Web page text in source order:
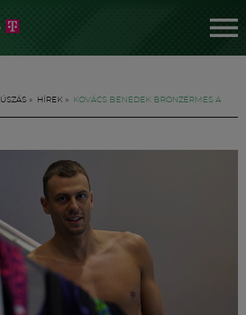
ÚSZÁS » HÍREK »
KOVÁCS BENEDEK BRONZÉRMES A